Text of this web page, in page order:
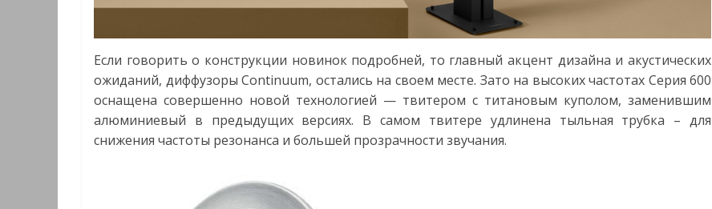
Если говорить о конструкции новинок подробней, то главный акцент дизайна и акустических
ожиданий, диффузоры Continuum, остались на своем месте. Зато на высоких частотах Серия 600
оснащена совершенно новой технологией — твитером с титановым куполом, заменившим
алюминиевый в предыдущих версиях. В самом твитере удлинена тыльная трубка – для
снижения частоты резонанса и большей прозрачности звучания.